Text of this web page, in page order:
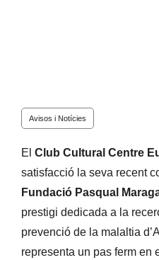
Avisos i Notícies
El Club Cultural Centre
satisfacció la seva recent
Fundació Pasqual
prestigi dedicada a la
prevenció de la malaltia
representa un pas ferm en